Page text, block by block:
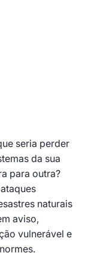
seria perder
da sua
para outra?
naturais
aviso,
vulnerável e